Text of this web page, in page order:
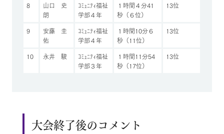
8
山口 史
朗
ｺﾐｭﾆﾃｨ福祉
学部４年
１時間４分41
秒（６位）
13位
9
安藤 圭
佑
ｺﾐｭﾆﾃｨ福祉
学部４年
１時間10分６
秒（11位）
13位
10 永井 駿
ｺﾐｭﾆﾃｨ福祉
学部３年
１時間11分54
秒（17位）
13位
大会終了後のコメント